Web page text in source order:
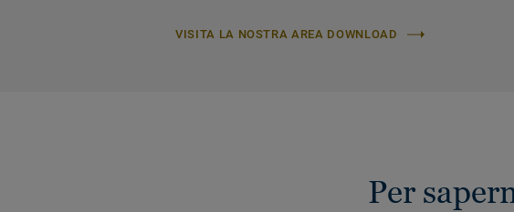
VISITA LA NOSTRA AREA DOWNLOAD
Per